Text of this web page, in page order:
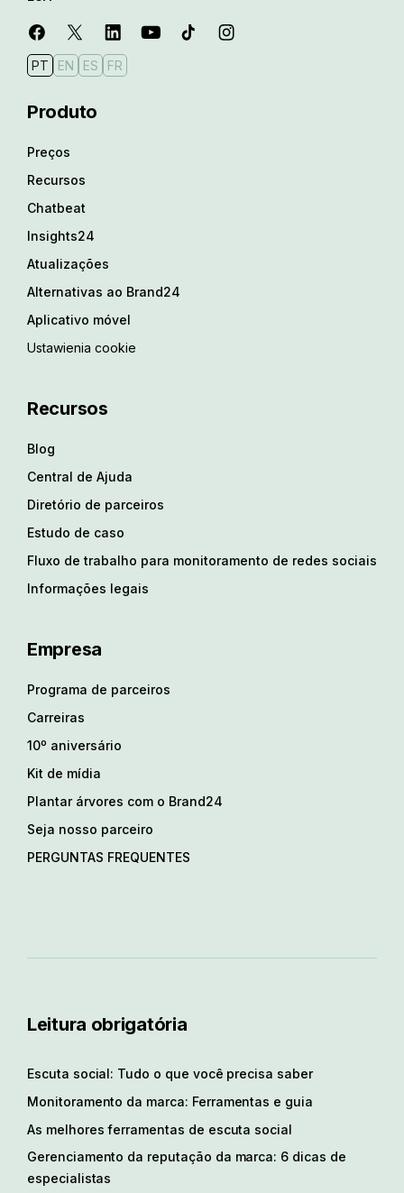
PT EN ES FR
Produto
Preços
Recursos
Chatbeat
Insights24
Atualizações
Alternativas ao Brand24
Aplicativo móvel
Ustawienia cookie
Recursos
Blog
Central de Ajuda
Diretório de parceiros
Estudo de caso
Fluxo de trabalho para monitoramento de redes sociais
Informações legais
Empresa
Programa de parceiros
Carreiras
10º aniversário
Kit de mídia
Plantar árvores com o Brand24
Seja nosso parceiro
PERGUNTAS FREQUENTES
Leitura obrigatória
Escuta social: Tudo o que você precisa saber
Monitoramento da marca: Ferramentas e guia
As melhores ferramentas de escuta social
Gerenciamento da reputação da marca: 6 dicas de
especialistas